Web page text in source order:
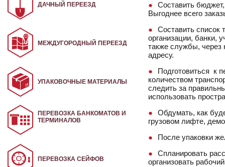
Составить
Выгоднее всего
Составить список
организации, банки,
также службы, через
адресу.
Подготовиться к
количеством
следить за
использовать
Обдумать, как
грузовом лифте,
После упаковки
Спланировать
организовать
ДАЧНЫЙ ПЕРЕЕЗД
МЕЖДУГОРОДНЫЙ ПЕРЕЕЗД
УПАКОВОЧНЫЕ МАТЕРИАЛЫ
ПЕРЕВОЗКА БАНКОМАТОВ И
ТЕРМИНАЛОВ
ПЕРЕВОЗКА СЕЙФОВ